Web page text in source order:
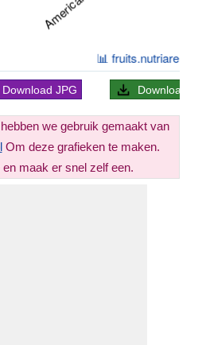
Download JPG Download
we gebruik gemaakt van
Om deze grafieken te maken.
maak er snel zelf een.